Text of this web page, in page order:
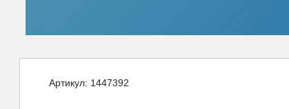
Артикул: 1447392